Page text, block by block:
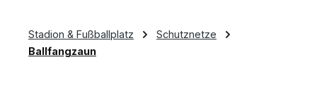
Stadion & Fußballplatz
Schutznetze
Ballfangzaun